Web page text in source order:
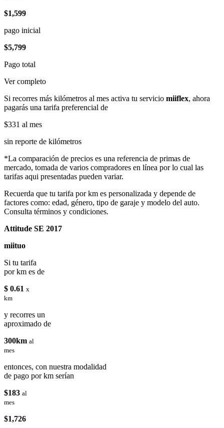
$1,599
pago inicial
$5,799
Pago total
Ver completo
Si recorres más kilómetros al mes activa tu servicio miiflex, ahora
pagarás una tarifa preferencial de
$331 al mes
sin reporte de kilómetros
*La comparación de precios es una referencia de primas de
mercado, tomada de varios compradores en línea por lo cual las
tarifas aqui presentadas pueden variar.
Recuerda que tu tarifa por km es personalizada y depende de
factores como: edad, género, tipo de garaje y modelo del auto.
Consulta términos y condiciones.
Attitude SE 2017
miituo
Si tu tarifa
por km es de
$ 0.61 x
km
y recorres un
aproximado de
300km al
mes
entonces, con nuestra modalidad
de pago por km serían
$183 al
mes
$1,726